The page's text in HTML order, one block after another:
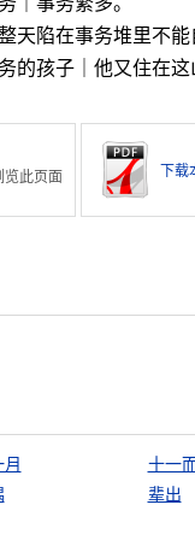
陷在事务堆里不能
的孩子｜他又住在
览此页面
下
十一
辈出